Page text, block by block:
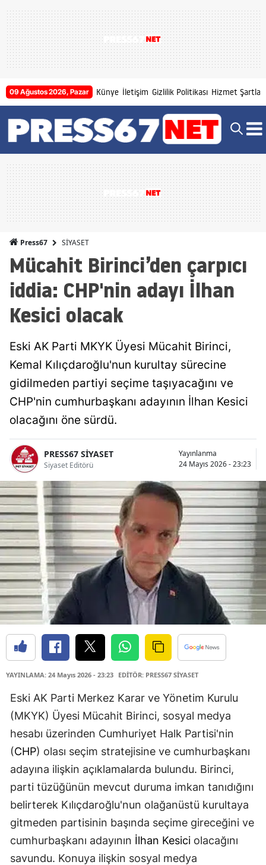
09 Ağustos 2026, Pazar Künye İletişim Gizlilik Politikası Hizmet Şartları
Press67 SİYASET
Mücahit Birinci’den çarpıcı
iddia: CHP'nin adayı İlhan
Kesici olacak
Eski AK Parti MKYK Üyesi Mücahit Birinci,
Kemal Kılıçdaroğlu'nun kurultay sürecine
gidilmeden partiyi seçime taşıyacağını ve
CHP'nin cumhurbaşkanı adayının İlhan Kesici
olacağını öne sürdü.
PRESS67 SİYASET
Siyaset Editörü
Yayınlanma
24 Mayıs 2026 - 23:23
YAYINLAMA: 24 Mayıs 2026 - 23:23 EDİTÖR: PRESS67 SİYASET
Eski AK Parti Merkez Karar ve Yönetim Kurulu
(MKYK) Üyesi Mücahit Birinci, sosyal medya
hesabı üzerinden Cumhuriyet Halk Partisi'nin
(CHP) olası seçim stratejisine ve cumhurbaşkanı
adayına ilişkin açıklamalarda bulundu. Birinci,
parti tüzüğünün mevcut duruma imkan tanıdığını
belirterek Kılıçdaroğlu'nun olağanüstü kurultaya
gitmeden partisinin başında seçime gireceğini ve
cumhurbaşkanı adayının İlhan Kesici olacağını
savundu. Konuya ilişkin sosyal medya